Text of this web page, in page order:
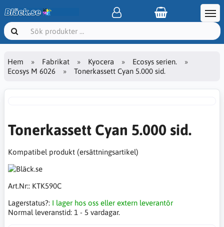
Hem Fabrikat Kyocera
Ecosys serien.
Ecosys M 6026
Tonerkassett Cyan 5.000 sid.
Tonerkassett Cyan 5.000 sid.
Kompatibel produkt (ersättningsartikel)
Art.Nr:: KTK590C
Lagerstatus?: I lager hos oss eller extern leverantör
Normal leveranstid: 1 - 5 vardagar.